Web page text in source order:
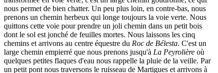
nous permet de bien chatter. Un peu plus loin, en contre-bas, nous
prenons un chemin herbeux qui longe toujours la voie verte. Nous
quittons cette voie pour prendre un joli chemin dans un petit bois
dont le sol est jonché de feuilles mortes. Nous laissons les cinq
chemins et arrivons au centre équestre du Roc de Bélesta. C'est un
large chemin empierré que nous prenons jusqu'à La Peyrolière où
quelques petites flaques d'eau nous rappelle la pluie de la veille. Par
un petit pont nous traversons le ruisseau de Martigues et arrivons à